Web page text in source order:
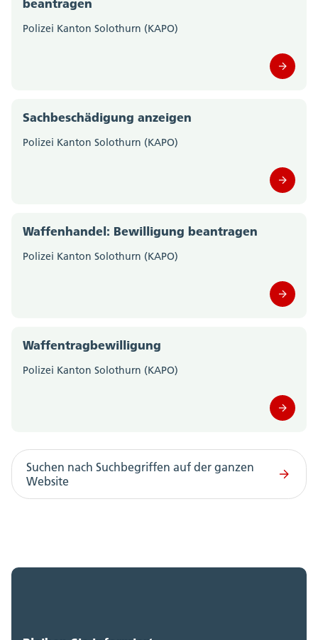
Amt für Verkehr und Tiefbau (0)
Amt für Wald, Jagd und Fischerei (0)
Departement des Innern; Departementssekretariat
Staatskanzlei (0)
Volkswirtschaftsdepartement;
Departementssekretariat (0)
beantragen
Polizei Kanton Solothurn (KAPO)
Sachbeschädigung anzeigen
Polizei Kanton Solothurn (KAPO)
Waffenhandel: Bewilligung beantragen
Polizei Kanton Solothurn (KAPO)
Waffentragbewilligung
Polizei Kanton Solothurn (KAPO)
Suchen nach Suchbegriffen auf der ganzen
Website